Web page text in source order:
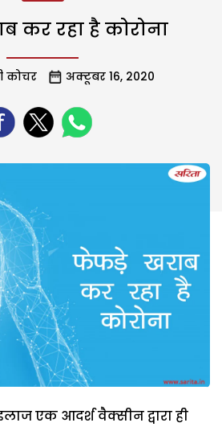
कर रहा है कोरोना
कोचर अक्टूबर 16, 2020
एक आदर्श वैक्सीन द्वारा ही